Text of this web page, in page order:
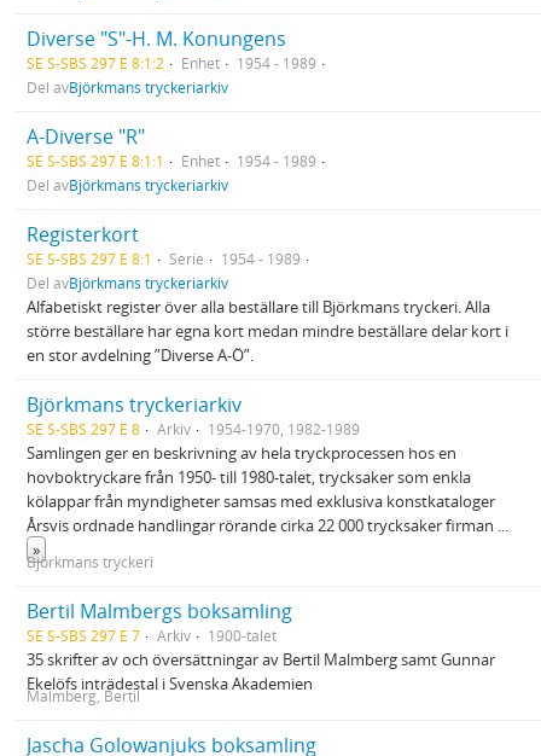
Diverse "S"-H. M. Konungens
SE S-SBS 297 E 8:1:2 Enhet
1954 - 1989
Del avBjörkmans tryckeriarkiv
A-Diverse "R"
SE S-SBS 297 E 8:1:1 Enhet
1954 - 1989
Del avBjörkmans tryckeriarkiv
Registerkort
SE S-SBS 297 E 8:1 Serie
1954 - 1989
Del avBjörkmans tryckeriarkiv
Alfabetiskt register över alla beställare till Björkmans tryckeri. Alla
större beställare har egna kort medan mindre beställare delar kort i
en stor avdelning ”Diverse A-Ö”.
Björkmans tryckeriarkiv
SE S-SBS 297 E 8 Arkiv 1954-1970, 1982-1989
Samlingen ger en beskrivning av hela tryckprocessen hos en
hovboktryckare från 1950- till 1980-talet, trycksaker som enkla
kölappar från myndigheter samsas med exklusiva konstkataloger
Årsvis ordnade handlingar rörande cirka 22 000 trycksaker firman ...
»
Björkmans tryckeri
Bertil Malmbergs boksamling
SE S-SBS 297 E 7 Arkiv 1900-talet
35 skrifter av och översättningar av Bertil Malmberg samt Gunnar
Ekelöfs inträdestal i Svenska Akademien
Malmberg, Bertil
Jascha Golowanjuks boksamling